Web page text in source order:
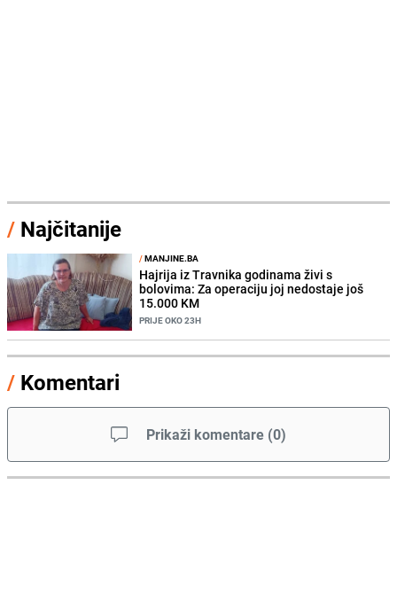
/ Najčitanije
/MANJINE.BA
Hajrija iz Travnika godinama živi s
bolovima: Za operaciju joj nedostaje još
15.000 KM
PRIJE OKO 23H
/ Komentari
Prikaži komentare (0)